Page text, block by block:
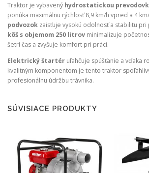
Traktor je vybavený hydrostatickou
ponúka maximálnu rýchlosť 8,9 km/h vpred a 4
podvozok zaisťuje vysokú odolnosť a stabilitu pri
kôš s objemom 250 litrov minimalizuje
šetrí čas a zvyšuje komfort pri práci.
Elektrický štartér uľahčuje spúšťanie a vďaka
kvalitným komponentom je tento traktor
profesionálnu údržbu trávnika.
SÚVISIACE PRODUKTY